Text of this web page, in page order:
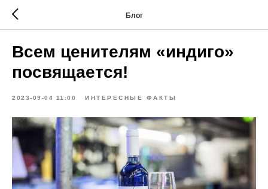
Блог
Всем ценителям «индиго»
посвящается!
2023-09-04 11:00 ИНТЕРЕСНЫЕ ФАКТЫ